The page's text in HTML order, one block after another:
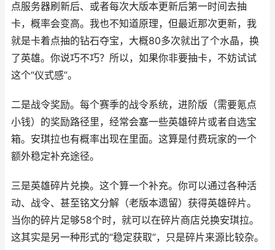
点服务器刷新后、或者每次大版本更新后第一时间去抽
卡，概率会变高。我也不知道原理，但最近那次更新，我
就是卡着点抽的钻石夺宝，大概80多次就出了个水晶，换
了英雄。你说巧不巧？所以，如果你非要抽卡，不妨试试
这个“仪式感”。
二是战令奖励。每个赛季的战令系统，进阶版（需要氪点
小钱）的奖励路径里，经常会塞一些英雄碎片或者自选宝
箱。安琪拉也有概率出现在里面。这算是付费玩家的一个
额外稳定补充途径。
三是英雄碎片兑换。这个算一个补充。你可以通过各种活
动、战令、甚至铭文分解（老版本遗留）获得英雄碎片。
当你的碎片足够58个时，就可以在碎片商店兑换安琪拉。
这其实是另一种形式的“稳定获取”，只是碎片来源比较杂。